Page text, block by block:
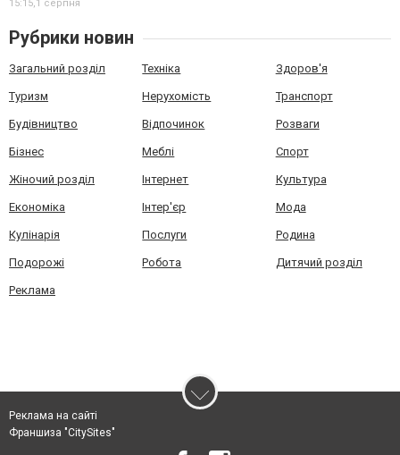
15:15,1 серпня
Рубрики новин
Загальний розділ Техніка Здоров'я
Туризм Нерухомість Транспорт
Будівництво Відпочинок Розваги
Бізнес Меблі Спорт
Жіночий розділ Інтернет Культура
Економіка Інтер'єр Мода
Кулінарія Послуги Родина
Подорожі Робота Дитячий розділ
Реклама
Реклама на сайті
Франшиза "CitySites"